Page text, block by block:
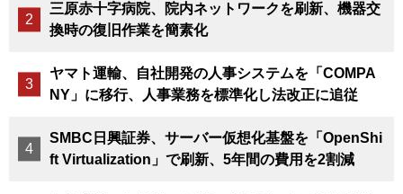
三原赤十字病院、院内ネットワークを刷新、機器交
換時の復旧作業を簡素化
ヤマト運輸、自社開発の人事システムを「COMPA
NY」に移行、人事業務を標準化し法改正に追従
SMBC日興証券、サーバー仮想化基盤を「OpenShi
ft Virtualization」で刷新、5年間の費用を2割減